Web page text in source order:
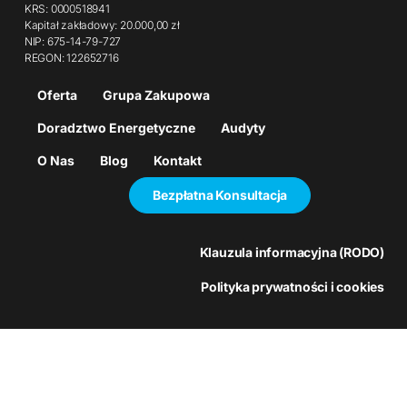
KRS: 0000518941
Kapitał zakładowy: 20.000,00 zł
NIP: 675-14-79-727
REGON: 122652716
Oferta Grupa Zakupowa
Doradztwo Energetyczne Audyty
O Nas Blog Kontakt
Bezpłatna Konsultacja
Polityka prywatności i cookies
Klauzula informacyjna (RODO)